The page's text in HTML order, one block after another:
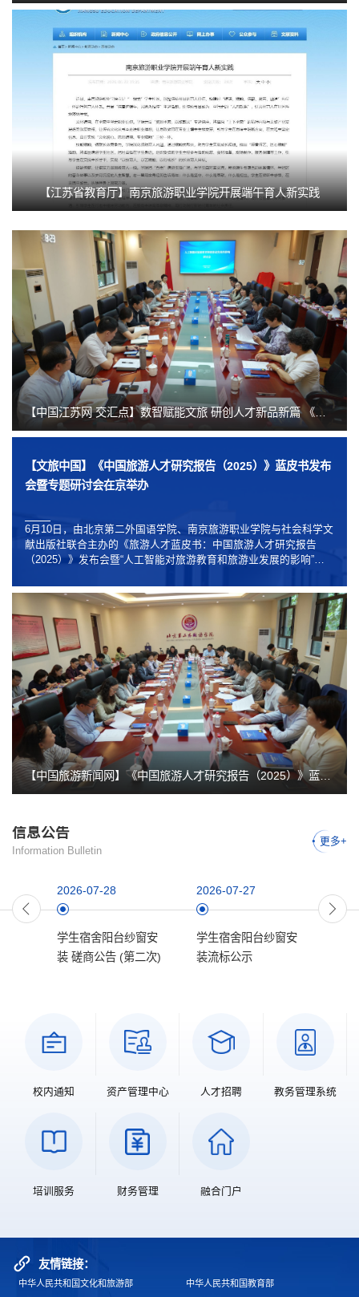
【江苏省教育厅】南京旅游职业学院开展端午育人新实践
【中国江苏网 交汇点】数智赋能文旅 研创人才新品新篇 《中国旅游人才研究报告（20...
【文旅中国】《中国旅游人才研究报告（2025）》蓝皮书发布
会暨专题研讨会在京举办
6月10日，由北京第二外国语学院、南京旅游职业学院与社会科学文
献出版社联合主办的《旅游人才蓝皮书：中国旅游人才研究报告
（2025）》发布会暨“人工智能对旅游教育和旅游业发展的影响”专
的多位专家学者、企业代表及蓝皮书研创团队齐聚现场，共探数智
时代文旅产业转型路径和旅游人才培养新模式，助力文旅行业高质
量发展。北京第二外国语学院校长计金标，社会科学文献出版社总
编辑耿显家，...
【中国旅游新闻网】《中国旅游人才研究报告（2025）》蓝皮书： 旅游企业岗位需求呈...
信息公告
Information Bulletin
更多+
2026-07-28
学生宿舍阳台纱窗安
装 磋商公告 (第二次)
2026-07-27
学生宿舍阳台纱窗安
装流标公示
校内通知 资产管理中心 人才招聘 教务管理系统
培训服务 财务管理 融合门户
友情链接：
中华人民共和国文化和旅游部 中华人民共和国教育部